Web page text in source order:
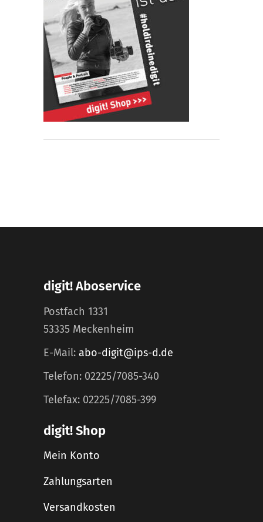
digit! Aboservice
Postfach 1331
53335 Meckenheim
E-Mail: abo-digit@ips-d.de
Telefon: 02225/7085-340
Telefax: 02225/7085-399
digit! Shop
Mein Konto
Zahlungsarten
Versandkosten